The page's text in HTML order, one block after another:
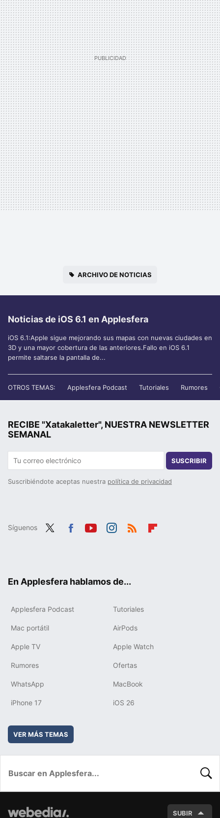
ARCHIVO DE NOTICIAS
Noticias de iOS 6.1 en Applesfera
iOS 6.1:Apple sigue mejorando sus mapas con nuevas ciudades en
3D y una mayor cobertura de las anteriores.Fallo en iOS 6.1
permite saltarse la pantalla de...
OTROS TEMAS: Applesfera Podcast Tutoriales Rumores
RECIBE "Xatakaletter", NUESTRA NEWSLETTER
SEMANAL
SUSCRIBIR
Suscribiéndote aceptas nuestra política de privacidad
Síguenos
En Applesfera hablamos de...
Applesfera Podcast Tutoriales
Mac portátil AirPods
Apple TV Apple Watch
Rumores Ofertas
WhatsApp MacBook
iPhone 17 iOS 26
VER MÁS TEMAS
SUBIR